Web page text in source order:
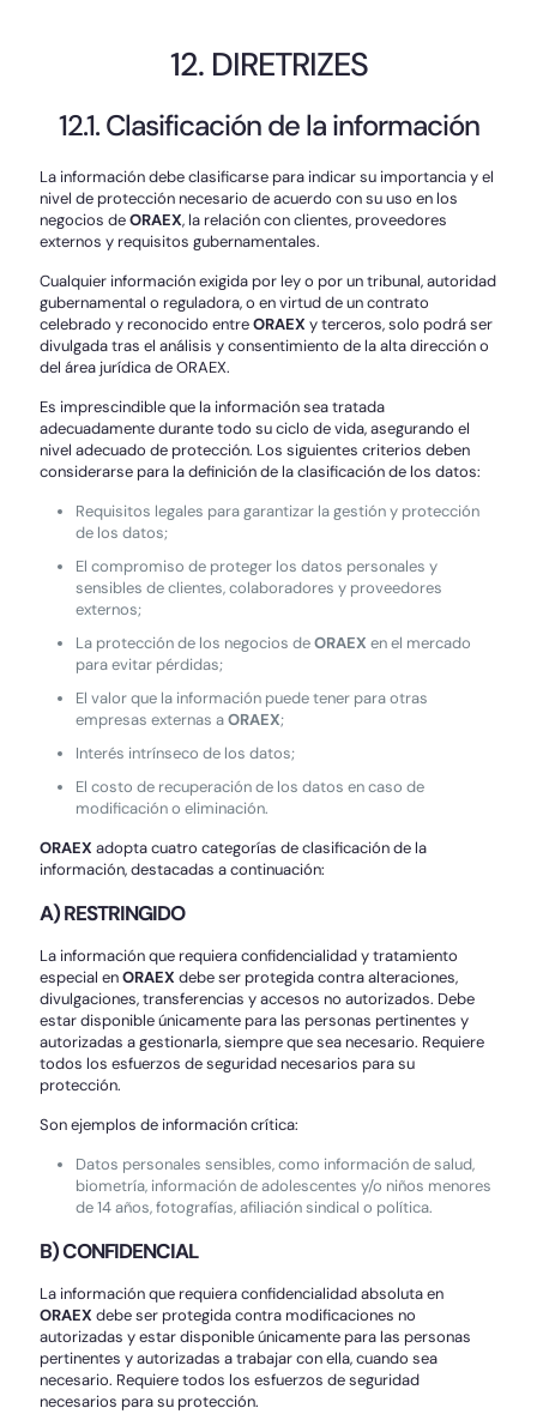
12. DIRETRIZES
12.1. Clasificación de la información
La información debe clasificarse para indicar su importancia y el
nivel de protección necesario de acuerdo con su uso en los
negocios deORAEX, la relación con clientes, proveedores
externos y requisitos gubernamentales.
Cualquier información exigida por ley o por un tribunal, autoridad
gubernamental o reguladora, o en virtud de un contrato
celebrado y reconocido entreORAEX y terceros, solo podrá ser
divulgada tras el análisis y consentimiento de la alta dirección o
del área jurídica de ORAEX.
Es imprescindible que la información sea tratada
adecuadamente durante todo su ciclo de vida, asegurando el
nivel adecuado de protección. Los siguientes criterios deben
considerarse para la definición de la clasificación de los datos:
Requisitos legales para garantizar la gestión y protección
de los datos;
El compromiso de proteger los datos personales y
sensibles de clientes, colaboradores y proveedores
externos;
La protección de los negocios deORAEX en el mercado
para evitar pérdidas;
El valor que la información puede tener para otras
empresas externas aORAEX;
Interés intrínseco de los datos;
El costo de recuperación de los datos en caso de
modificación o eliminación.
ORAEX adopta cuatro categorías de clasificación de la
información, destacadas a continuación:
A) RESTRINGIDO
La información que requiera confidencialidad y tratamiento
especial enORAEX debe ser protegida contra alteraciones,
divulgaciones, transferencias y accesos no autorizados. Debe
estar disponible únicamente para las personas pertinentes y
autorizadas a gestionarla, siempre que sea necesario. Requiere
todos los esfuerzos de seguridad necesarios para su
protección.
Son ejemplos de información crítica:
Datos personales sensibles, como información de salud,
biometría, información de adolescentes y/o niños menores
de 14 años, fotografías, afiliación sindical o política.
B) CONFIDENCIAL
La información que requiera confidencialidad absoluta en
ORAEX debe ser protegida contra modificaciones no
autorizadas y estar disponible únicamente para las personas
pertinentes y autorizadas a trabajar con ella, cuando sea
necesario. Requiere todos los esfuerzos de seguridad
necesarios para su protección.